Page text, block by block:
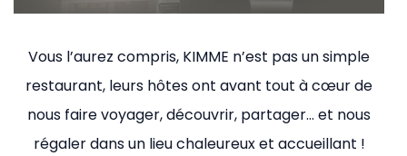
Vous l’aurez compris, KIMME n’est pas un simple
restaurant, leurs hôtes ont avant tout à cœur de
nous faire voyager, découvrir, partager… et nous
régaler dans un lieu chaleureux et accueillant !